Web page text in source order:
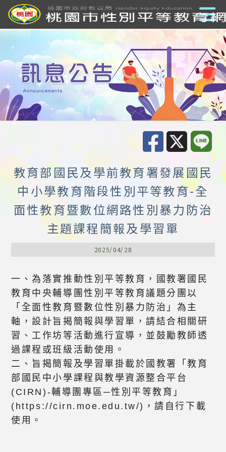
教育部國民及學前教育署發展國民
中小學教育階段性別平等教育-全
面性教育暨數位網路性別暴力防治
主題課程簡報及學習單
2025/04/28
一、為落實推動性別平等教育，國教署國民
教育中央輔導團性別平等教育議題分團以
「全面性教育暨數位性別暴力防治」為主
軸，設計旨揭簡報與學習單，請結合相關研
習、工作坊等活動進行宣導，並鼓勵教師透
過課程或班級活動使用。
二、旨揭簡報及學習單掛載於國教署「教育
部國民中小學課程與教學資源整合平台
(CIRN)-輔導團專區─性別平等教育」
(https://cirn.moe.edu.tw/)，請自行下載
使用。